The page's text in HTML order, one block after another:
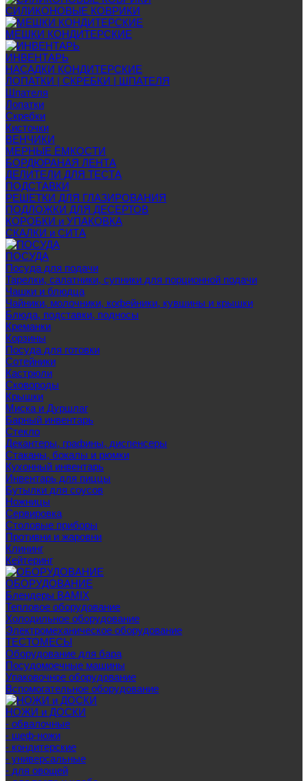
СИЛИКОНОВЫЕ КОВРИКИ
МЕШКИ КОНДИТЕРСКИЕ
ИНВЕНТАРЬ
НАСАДКИ КОНДИТЕРСКИЕ
ЛОПАТКИ | СКРЕБКИ | ШПАТЕЛЯ
Шпателя
Лопатки
Скребки
Кисточки
ВЕНЧИКИ
МЕРНЫЕ ЁМКОСТИ
БОРДЮРАНАЯ ЛЕНТА
ДЕЛИТЕЛИ ДЛЯ ТЕСТА
ПОДСТАВКИ
РЕШЕТКИ ДЛЯ ГЛАЗИРОВАНИЯ
ПОДЛОЖКИ ДЛЯ ДЕСЕРТОВ
КОРОБКИ и УПАКОВКА
СКАЛКИ и СИТА
ПОСУДА
Посуда для подачи
Тарелки, салатники, супники для порционной подачи
Чашки и блюдца
Чайники, молочники, кофейники, кувшины и крышки
Блюда, подставки, подносы
Креманки
Корзины
Посуда для готовки
Сотейники
Кастрюли
Сковороды
Крышки
Миска и Дуршлаг
Барный инвентарь
Стекло
Декантеры, графины, диспенсеры
Стаканы, бокалы и рюмки
Кухонный инвентарь
Инвентарь для пиццы
Бутылки для соусов
Ножницы
Сервировка
Столовые приборы
Противни и жаровни
Клининг
Кейтеринг
ОБОРУДОВАНИЕ
Блендеры BAMIX
Тепловое оборудование
Холодильное оборудование
Электромеханическое оборудование
ТЕСТОМЕСЫ
Оборудование для бара
Посудомоечные машины
Упаковочное оборудование
Вспомогательное оборудование
НОЖИ и ДОСКИ
- обвалочные
- шеф-ножи
- кондитерские
- универсальные
- для овощей